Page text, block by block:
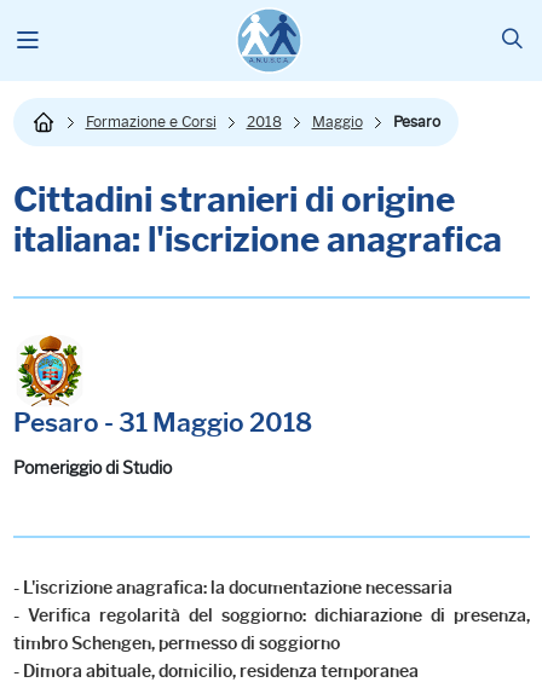
Formazione e Corsi 2018 Maggio Pesaro
Cittadini stranieri di origine
italiana: l'iscrizione anagrafica
Pesaro - 31 Maggio 2018
Pomeriggio di Studio
- L'iscrizione anagrafica: la documentazione necessaria
- Verifica regolarità del soggiorno: dichiarazione di presenza,
timbro Schengen, permesso di soggiorno
- Dimora abituale, domicilio, residenza temporanea